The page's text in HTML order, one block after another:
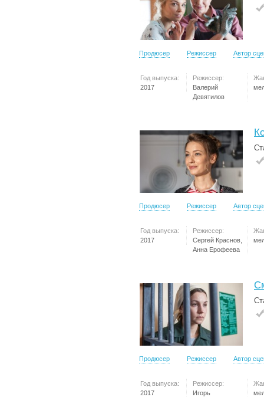
Продюсер Режиссер Автор
Год выпуска:
2017
Режиссер:
Валерий
Девятилов
Продюсер Режиссер Автор
Год выпуска:
2017
Режиссер:
Сергей Краснов,
Анна Ерофеева
Продюсер Режиссер Автор
Год выпуска:
2017
Режиссер:
Игорь